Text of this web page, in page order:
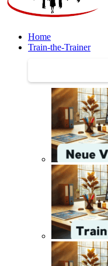
Home
Train-the-Trainer